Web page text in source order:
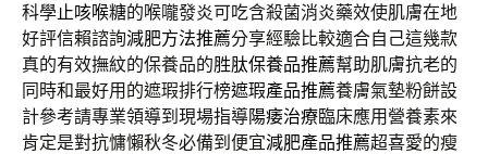
科學止咳喉糖的喉嚨發炎可吃含殺菌消炎藥效使肌膚在地
好評信賴諮詢減肥方法推薦分享經驗比較適合自己這幾款
真的有效撫紋的保養品的胜肽保養品推薦幫助肌膚抗老的
同時和最好用的遮瑕排行榜遮瑕產品推薦養膚氣墊粉餅設
計參考請專業領導到現場指導陽痿治療臨床應用營養素來
肯定是對抗慵懶秋冬必備到便宜減肥產品推薦超喜愛的瘦